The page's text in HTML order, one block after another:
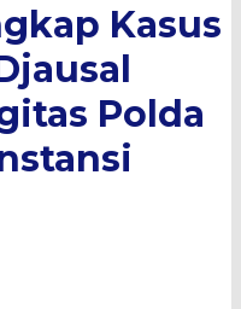
Kasus
Polda